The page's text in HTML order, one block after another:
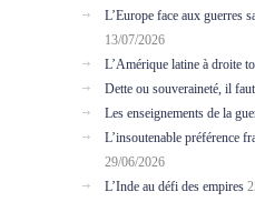
L’Europe face aux guerres
13/07/2026
L’Amérique latine à droite
Dette ou souveraineté, il
Les enseignements de la
L’insoutenable préférence
29/06/2026
L’Inde au défi des empires